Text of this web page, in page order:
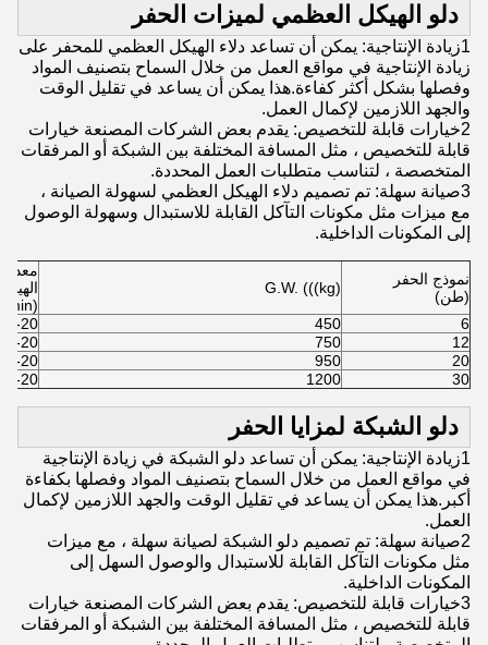
دلو الهيكل العظمي لميزات الحفر
1زيادة الإنتاجية: يمكن أن تساعد دلاء الهيكل العظمي للمحفر على
زيادة الإنتاجية في مواقع العمل من خلال السماح بتصنيف المواد
وفصلها بشكل أكثر كفاءة.هذا يمكن أن يساعد في تقليل الوقت
والجهد اللازمين لإكمال العمل.
2خيارات قابلة للتخصيص: يقدم بعض الشركات المصنعة خيارات
قابلة للتخصيص ، مثل المسافة المختلفة بين الشبكة أو المرفقات
المتخصصة ، لتناسب متطلبات العمل المحددة.
3صيانة سهلة: تم تصميم دلاء الهيكل العظمي لسهولة الصيانة ،
مع ميزات مثل مكونات التآكل القابلة للاستبدال وسهولة الوصول
إلى المكونات الداخلية.
نموذج الحفر
(طن)
G.W. (((kg)
معدل
(L/min)
6
450
20
12
750
20
20
950
20
30
1200
20
دلو الشبكة لمزايا الحفر
1زيادة الإنتاجية: يمكن أن تساعد دلو الشبكة في زيادة الإنتاجية
في مواقع العمل من خلال السماح بتصنيف المواد وفصلها بكفاءة
أكبر.هذا يمكن أن يساعد في تقليل الوقت والجهد اللازمين لإكمال
العمل.
2صيانة سهلة: تم تصميم دلو الشبكة لصيانة سهلة ، مع ميزات
مثل مكونات التآكل القابلة للاستبدال والوصول السهل إلى
المكونات الداخلية.
3خيارات قابلة للتخصيص: يقدم بعض الشركات المصنعة خيارات
قابلة للتخصيص ، مثل المسافة المختلفة بين الشبكة أو المرفقات